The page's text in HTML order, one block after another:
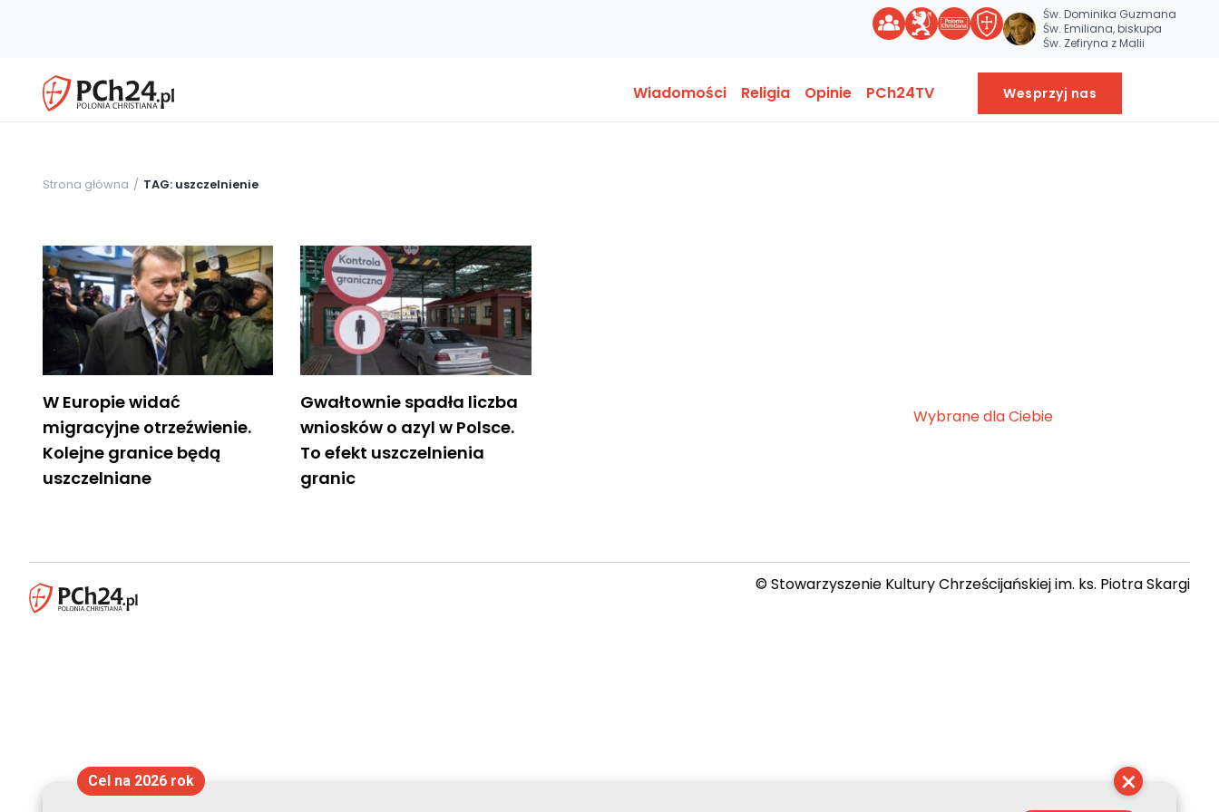
Św. Dominika Guzmana
Św. Emiliana, biskupa
Św. Zefiryna z Malii
Wiadomości Religia Opinie PCh24TV Wesprzyj nas
Strona główna TAG: uszczelnienie
W Europie widać
migracyjne otrzeźwienie.
Kolejne granice będą
uszczelniane
Gwałtownie spadła liczba
wniosków o azyl w Polsce.
To efekt uszczelnienia
granic
Wybrane dla Ciebie
© Stowarzyszenie Kultury Chrześcijańskiej im. ks. Piotra Skargi
×
Cel na 2026 rok